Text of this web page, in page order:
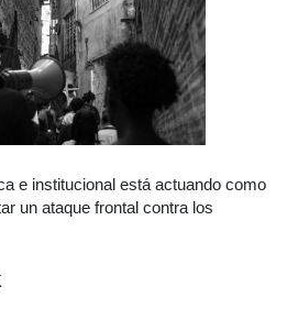
e institucional está actuando como
un ataque frontal contra los